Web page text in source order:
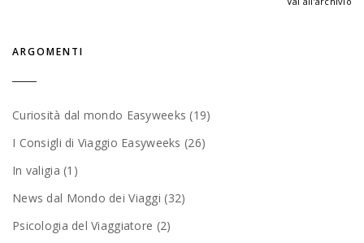
ARGOMENTI
Curiosità dal mondo Easyweeks (19)
I Consigli di Viaggio Easyweeks (26)
In valigia (1)
News dal Mondo dei Viaggi (32)
Psicologia del Viaggiatore (2)